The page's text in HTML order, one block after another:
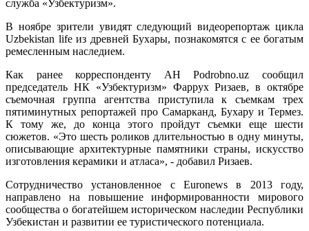
служба «Узбектуризм».
В ноябре зрители увидят следующий видеорепортаж цикла
Uzbekistan life из древней Бухары, познакомятся с ее богатым
ремесленным наследием.
Как ранее корреспонденту АН Podrobno.uz сообщил
председатель НК «Узбектуризм» Фаррух Ризаев, в октябре
съемочная группа агентства приступила к съемкам трех
пятиминутных репортажей про Самарканд, Бухару и Термез.
К тому же, до конца этого пройдут съемки еще шести
сюжетов. «Это шесть роликов длительностью в одну минуты,
описывающие архитектурные памятники страны, искусство
изготовления керамики и атласа», - добавил Ризаев.
Сотрудничество установленное с Euronews в 2013 году,
направлено на повышение информированности мирового
сообщества о богатейшем историческом наследии Республики
Узбекистан и развитии ее туристического потенциала.